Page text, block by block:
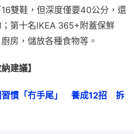
雙鞋，但深度僅要40公分，還
第十名IKEA 365+附蓋保鮮
房，儲放各種食物等。
建議】
慣「冇手尾」　養成12招　拆